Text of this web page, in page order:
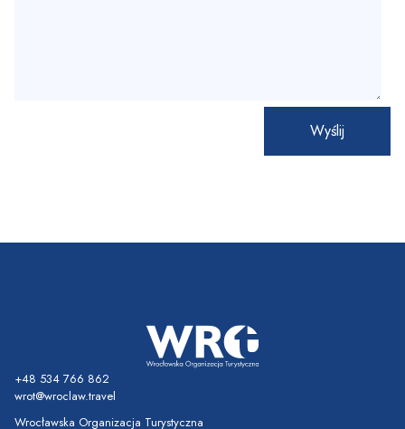
+48 534 766 862
wrot@wroclaw.travel
Wrocławska Organizacja Turystyczna